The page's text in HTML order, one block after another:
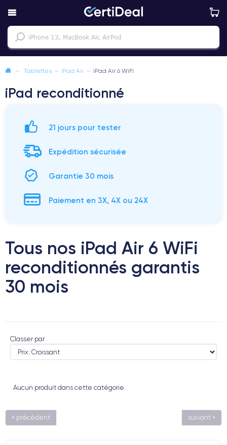
— Tablettes — iPad Air — iPad Air 6 WiFi
iPad reconditionné
21 jours pour tester
Expédition sécurisée
Garantie 30 mois
Paiement en 3X, 4X ou 24X
Tous nos iPad Air 6 WiFi
reconditionnés garantis
30 mois
Classer par
Aucun produit dans cette catégorie.
« précédent suivant »